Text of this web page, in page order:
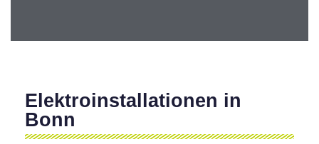
Elektroinstallationen in
Bonn